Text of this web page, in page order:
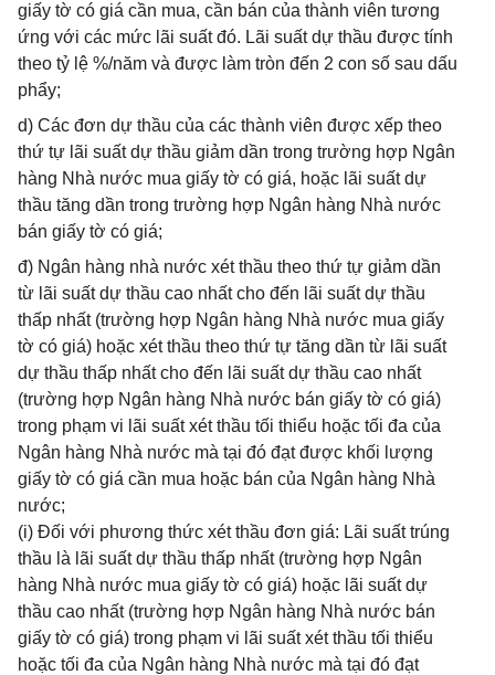
giấy tờ có giá cần mua, cần bán của thành viên tương
ứng với các mức lãi suất đó. Lãi suất dự thầu được tính
theo tỷ lệ %/năm và được làm tròn đến 2 con số sau dấu
phẩy;
d) Các đơn dự thầu của các thành viên được xếp theo
thứ tự lãi suất dự thầu giảm dần trong trường hợp Ngân
hàng Nhà nước mua giấy tờ có giá, hoặc lãi suất dự
thầu tăng dần trong trường hợp Ngân hàng Nhà nước
bán giấy tờ có giá;
đ) Ngân hàng nhà nước xét thầu theo thứ tự giảm dần
từ lãi suất dự thầu cao nhất cho đến lãi suất dự thầu
thấp nhất (trường hợp Ngân hàng Nhà nước mua giấy
tờ có giá) hoặc xét thầu theo thứ tự tăng dần từ lãi suất
dự thầu thấp nhất cho đến lãi suất dự thầu cao nhất
(trường hợp Ngân hàng Nhà nước bán giấy tờ có giá)
trong phạm vi lãi suất xét thầu tối thiểu hoặc tối đa của
Ngân hàng Nhà nước mà tại đó đạt được khối lượng
giấy tờ có giá cần mua hoặc bán của Ngân hàng Nhà
nước;
(i) Đối với phương thức xét thầu đơn giá: Lãi suất trúng
thầu là lãi suất dự thầu thấp nhất (trường hợp Ngân
hàng Nhà nước mua giấy tờ có giá) hoặc lãi suất dự
thầu cao nhất (trường hợp Ngân hàng Nhà nước bán
giấy tờ có giá) trong phạm vi lãi suất xét thầu tối thiểu
hoặc tối đa của Ngân hàng Nhà nước mà tại đó đạt